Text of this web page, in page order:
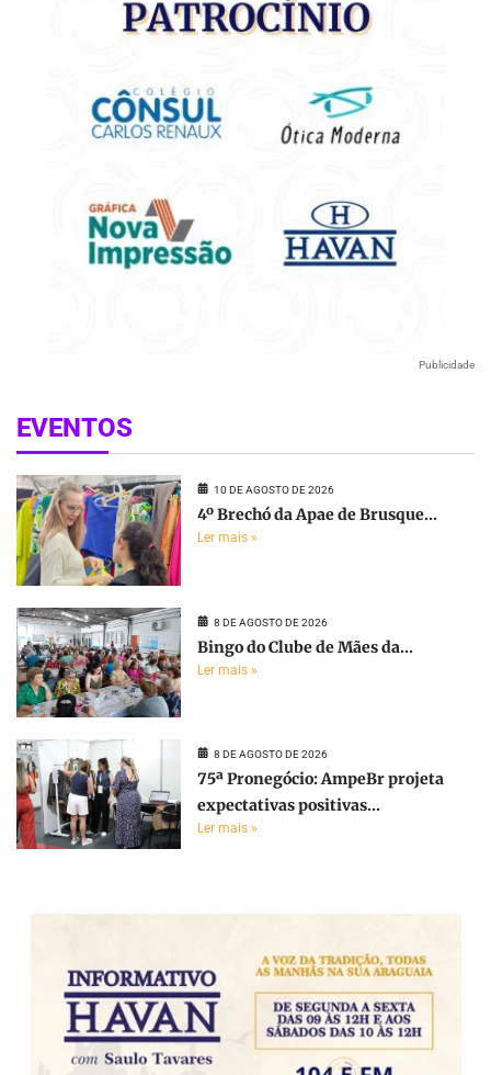
Publicidade
EVENTOS
10 DE AGOSTO DE 2026
4º Brechó da Apae de Brusque...
Ler mais »
8 DE AGOSTO DE 2026
Bingo do Clube de Mães da...
Ler mais »
8 DE AGOSTO DE 2026
75ª Pronegócio: AmpeBr projeta
expectativas positivas...
Ler mais »